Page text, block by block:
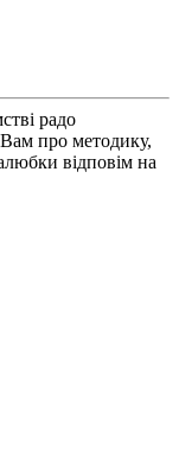
радо
Вам про методику,
відповім на